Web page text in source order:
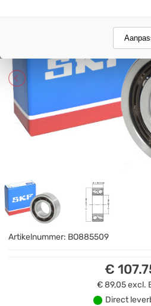
Artikelnummer: BO885509
€
€ 89,05excl.
Direct